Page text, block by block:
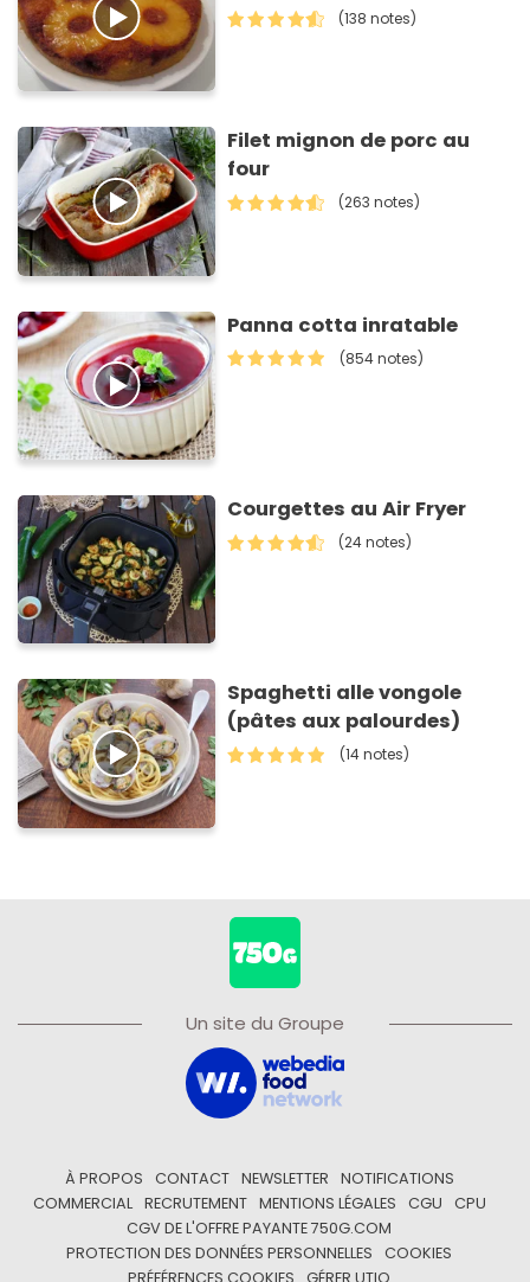
(138 notes)
Filet mignon de porc au
four
(263 notes)
Panna cotta inratable
(854 notes)
Courgettes au Air Fryer
(24 notes)
Spaghetti alle vongole
(pâtes aux palourdes)
(14 notes)
Un site du Groupe
À PROPOS CONTACT NEWSLETTER
NOTIFICATIONS
COMMERCIAL
RECRUTEMENT MENTIONS LÉGALES CGU
CPU
CGV DE L'OFFRE PAYANTE 750G.COM
PROTECTION DES DONNÉES PERSONNELLES
COOKIES
PRÉFÉRENCES COOKIES
GÉRER UTIQ